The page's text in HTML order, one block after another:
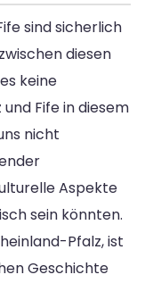
sind sicherlich
diesen
keine
Fife in diesem
nicht
Aspekte
sein könnten.
Pfalz, ist
Geschichte